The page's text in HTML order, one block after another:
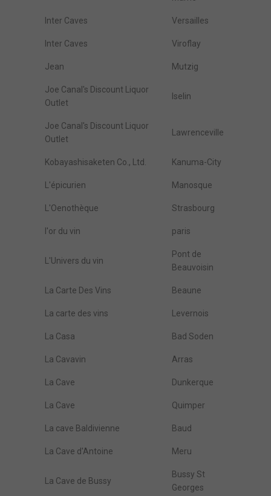
Inter Caves Versailles
Inter Caves Viroflay
Jean Mutzig
Joe Canal's Discount Liquor
Outlet
Iselin
Joe Canal's Discount Liquor
Outlet
Lawrenceville
Kobayashisaketen Co., Ltd. Kanuma-City
L'épicurien Manosque
L'Oenothèque Strasbourg
l'or du vin paris
L'Univers du vin
Pont de
Beauvoisin
La Carte Des Vins Beaune
La carte des vins Levernois
La Casa Bad Soden
La Cavavin Arras
La Cave Dunkerque
La Cave Quimper
La cave Baldivienne Baud
La Cave d'Antoine Meru
La Cave de Bussy
Bussy St
Georges